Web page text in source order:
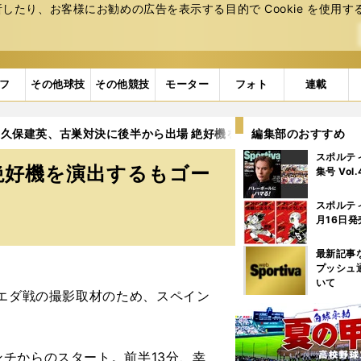
たり、お客様にお勧めの広告を表⽰する⽬的で Cookie を使⽤す
その他球技 その他競技 モーター フォト 連載
久保建英、古巣対決に後半から出場 絶好機を演出するもゴールは奪
機を演出するもゴー
戦の撮影取材のため、スペイン
からのスタート。前半13分、幸
編集部のおすすめ
スポル
集号
スポル
月16日発
最新記
プッシュ
いて